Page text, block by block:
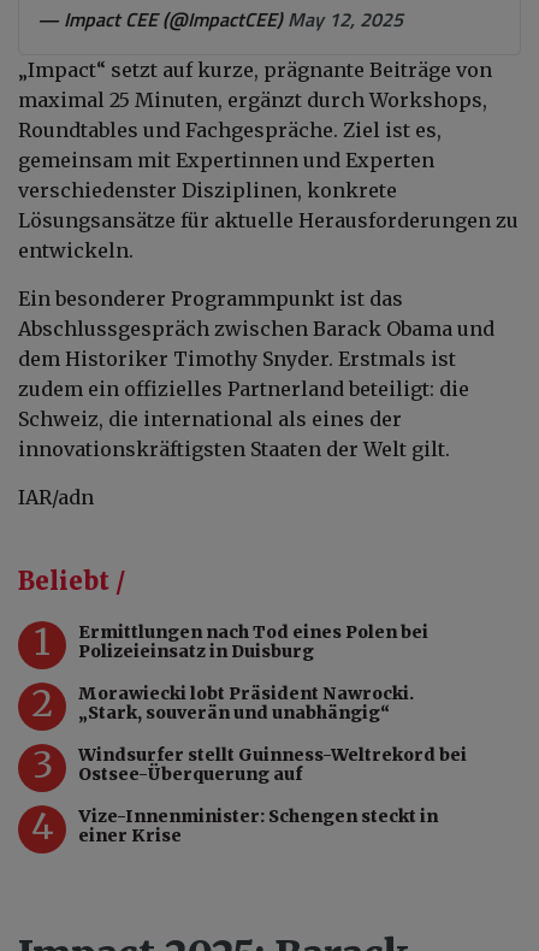
— Impact CEE (@ImpactCEE)May 12, 2025
„Impact“ setzt auf kurze, prägnante Beiträge von
maximal 25 Minuten, ergänzt durch Workshops,
Roundtables und Fachgespräche. Ziel ist es,
gemeinsam mit Expertinnen und Experten
verschiedenster Disziplinen, konkrete
Lösungsansätze für aktuelle Herausforderungen zu
entwickeln.
Ein besonderer Programmpunkt ist das
Abschlussgespräch zwischen Barack Obama und
dem Historiker Timothy Snyder. Erstmals ist
zudem ein offizielles Partnerland beteiligt: die
Schweiz, die international als eines der
innovationskräftigsten Staaten der Welt gilt.
IAR/adn
Beliebt /
1
Ermittlungen nach Tod eines Polen bei
Polizeieinsatz in Duisburg
2
Morawiecki lobt Präsident Nawrocki.
„Stark, souverän und unabhängig“
3
Windsurfer stellt Guinness-Weltrekord bei
Ostsee-Überquerung auf
4
Vize-Innenminister: Schengen steckt in
einer Krise